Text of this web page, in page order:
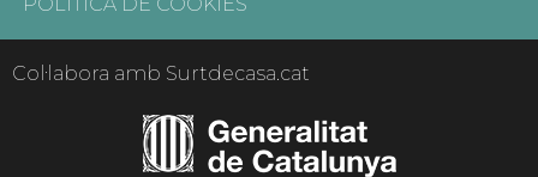
POLÍTICA DE COOKIES
Col·labora amb Surtdecasa.cat